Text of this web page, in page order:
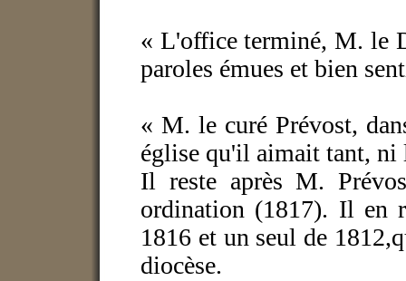
« L'office terminé, M. le
paroles émues et bien
« M. le curé Prévost,
église qu'il aimait tant, ni
Il reste après M.
ordination (1817). Il en
1816 et un seul de
diocèse.